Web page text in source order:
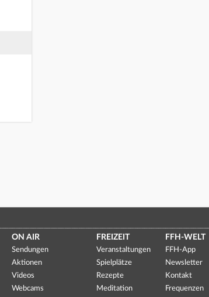
ON AIR
Sendungen
Aktionen
Videos
Webcams
FREIZEIT
Veranstaltungen
Spielplätze
Rezepte
Meditation
FFH-WELT
FFH-App
Newsletter
Kontakt
Frequenzen